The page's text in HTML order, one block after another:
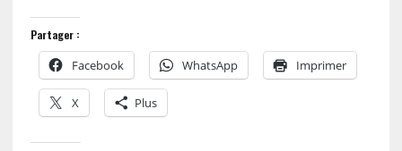
Partager :
Facebook WhatsApp Imprimer
X Plus